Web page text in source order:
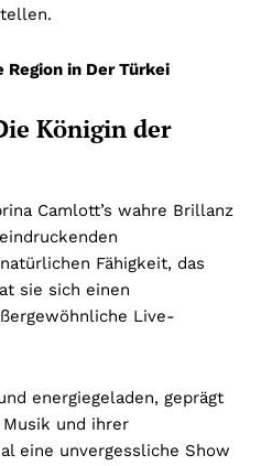
in Der Türkei
Königin der
Camlott’s wahre Brillanz
Fähigkeit, das
sie sich einen
Live-
energiegeladen, geprägt
und ihrer
eine unvergessliche Show